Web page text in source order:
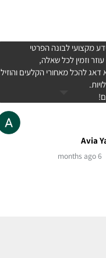
מקצועי לבונה הפרטי
וזמין לכל שאלה,
להכל מאחורי הקלעים והוזיל
Avia
6 months ago